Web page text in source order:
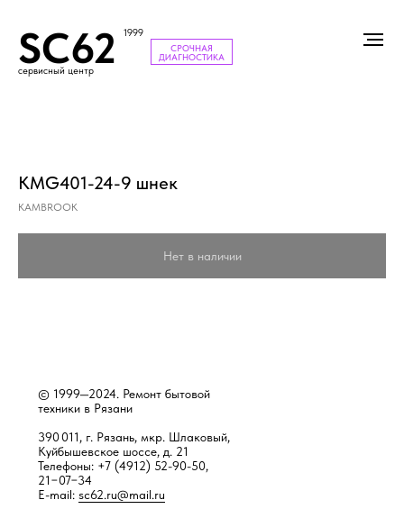
SC62 1999
сервисный центр
СРОЧНАЯ
ДИАГНОСТИКА
KMG401-24-9 шнек
KAMBROOK
Нет в наличии
© 1999—2024. Ремонт бытовой
техники в Рязани
390 011, г. Рязань, мкр. Шлаковый,
Куйбышевское шоссе, д. 21
Телефоны: +7 (4912) 52-90-50,
21−07−34
E-mail: sc62.ru@mail.ru